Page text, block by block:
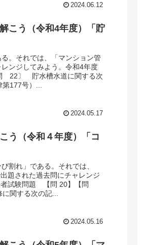
2024.06.12
こう（令和4年度）「貯
。それでは、「マンション管
ンジしてみよう。令和4年度
22〕 貯水槽水道に関する次
177号）...
2024.05.17
う（令和４年度）「コ
割れ」である。それでは、
題された過去問にチャレンジ
者試験問題 【問 20】【問
関する次の記...
2024.05.16